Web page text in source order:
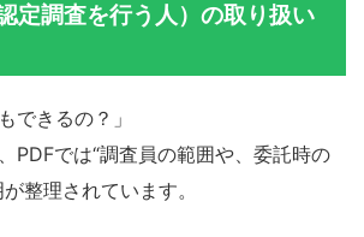
調査を行う人）の取り扱い
できるの？」
PDFでは“調査員の範囲や、委託時の
整理されています。